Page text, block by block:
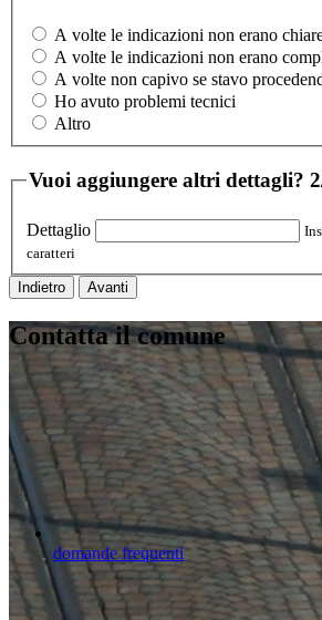
A volte le indicazioni non erano
A volte le indicazioni non erano
A volte non capivo se stavo
Ho avuto problemi tecnici
Altro
Vuoi aggiungere altri dettagli?
Dettaglio
caratteri
Indietro Avanti
Contatta il comune
domande frequenti